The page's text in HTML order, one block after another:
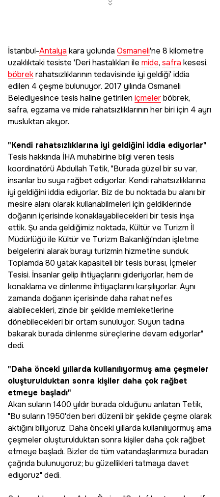
İstanbul-Antalya kara yolunda Osmaneli'ne 8 kilometre
uzaklıktaki tesiste 'Deri hastalıkları ile mide, safra kesesi,
böbrekrahatsızlıklarının tedavisinde iyi geldiği' iddia
edilen 4 çeşme bulunuyor. 2017 yılında Osmaneli
Belediyesince tesis haline getirilen içmelerböbrek,
safra, egzama ve mide rahatsızlıklarının her biri için 4 ayrı
musluktan akıyor.
"Kendi rahatsızlıklarına iyi geldiğini iddia ediyorlar"
Tesis hakkında İHA muhabirine bilgi veren tesis
koordinatörü Abdullah Tetik, "Burada güzel bir su var,
insanlar bu suya rağbet ediyorlar. Kendi rahatsızlıklarına
iyi geldiğini iddia ediyorlar. Biz de bu noktada bu alanı bir
mesire alanı olarak kullanabilmeleri için geldiklerinde
doğanın içerisinde konaklayabilecekleri bir tesis inşa
ettik. Şu anda geldiğimiz noktada, Kültür ve Turizm İl
Müdürlüğü ile Kültür ve Turizm Bakanlığı'ndan işletme
belgelerini alarak burayı turizmin hizmetine sunduk.
Toplamda 80 yatak kapasiteli bir tesis burası, İçmeler
Tesisi. İnsanlar gelip ihtiyaçlarını gideriyorlar, hem de
konaklama ve dinlenme ihtiyaçlarını karşılıyorlar. Aynı
zamanda doğanın içerisinde daha rahat nefes
alabilecekleri, zinde bir şekilde memleketlerine
dönebilecekleri bir ortam sunuluyor. Suyun tadına
bakarak burada dinlenme süreçlerine devam ediyorlar"
dedi.
"Daha önceki yıllarda kullanılıyormuş ama çeşmeler
oluşturulduktan sonra kişiler daha çok rağbet
etmeye başladı"
Akan suların 1400 yıldır burada olduğunu anlatan Tetik,
"Bu suların 1950'den beri düzenli bir şekilde çeşme olarak
aktığını biliyoruz. Daha önceki yıllarda kullanılıyormuş ama
çeşmeler oluşturulduktan sonra kişiler daha çok rağbet
etmeye başladı. Bizler de tüm vatandaşlarımıza buradan
çağrıda bulunuyoruz; bu güzellikleri tatmaya davet
ediyoruz" dedi.